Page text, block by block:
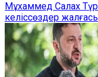
Мұхаммед Салах
келіссөздер